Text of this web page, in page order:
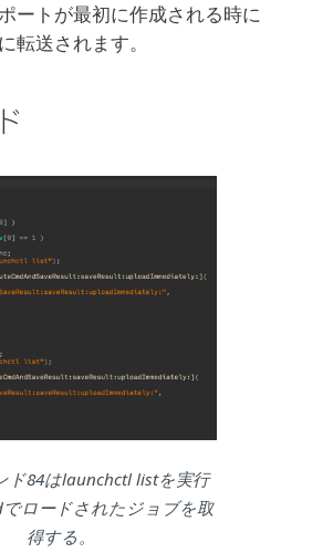
ートが最初に作成される時に
転送されます。
ド84はlaunchctl listを実行
ロードされたジョブを取
得する。